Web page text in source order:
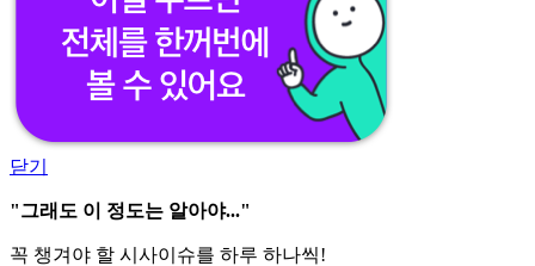
닫기
"그래도 이 정도는 알아야..."
꼭 챙겨야 할 시사이슈를 하루 하나씩!